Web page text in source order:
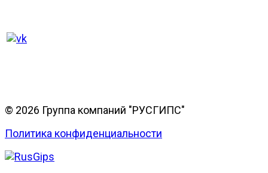
© 2026 Группа компаний "РУСГИПС"
Политика конфиденциальности